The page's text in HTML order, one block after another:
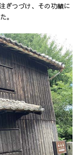
ぎつづけ、その功績に
。